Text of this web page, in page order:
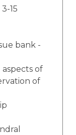
15
bank -
of
of